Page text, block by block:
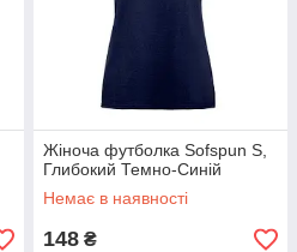
Жіноча футболка Sofspun S,
Глибокий Темно-Синій
Немає в наявності
148 ₴